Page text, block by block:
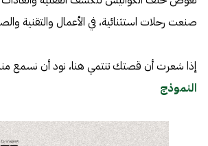
صنعت رحلات استثنائية، في الأعمال والتقنية
إذا شعرت أن قصتك تنتمي هنا، نود أن نسمع
النموذج